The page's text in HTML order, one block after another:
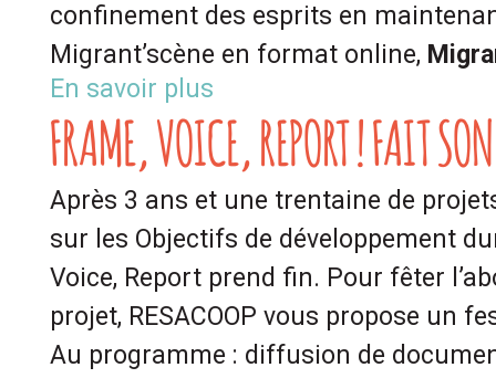
confinement des esprits en
Migrant’scène en format online,
En savoir plus
FRAME, VOICE, REPORT ! FAIT
Après 3 ans et une trentaine de
sur les Objectifs de développement
Voice, Report prend fin. Pour fêter
projet, RESACOOP vous propose un
Au programme : diffusion de